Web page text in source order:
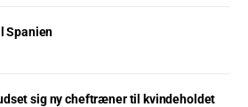
Spanien
sig ny cheftræner til kvindeholdet